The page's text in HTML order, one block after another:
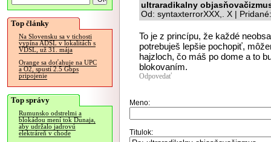
Top články
Na Slovensku sa v tichosti
vypína ADSL v lokalitách s
VDSL, už 31. mája
Orange sa doťahuje na UPC
a O2, spustí 2.5 Gbps
pripojenie
Top správy
Rumunsko odstrelmi a
blokádou mení tok Dunaja,
aby udržalo jadrovú
elektráreň v chode
ultraradikalny
Od: syntaxterrorXXX,. X |
To je z princípu, že každé
potrebuješ lepšie pochopiť,
hajzloch, čo máš po dome a to
blokovaním.
Odpovedať
Meno:
Titulok: